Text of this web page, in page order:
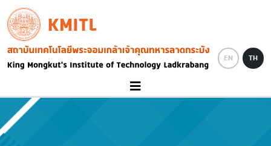
Skip to main content
KMITL
Image
EN TH